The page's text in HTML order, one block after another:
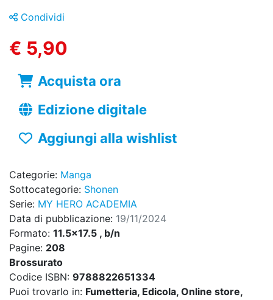
Condividi
€ 5,90
Acquista ora
Edizione digitale
Aggiungi alla wishlist
Categorie: Manga
Sottocategorie: Shonen
Serie: MY HERO ACADEMIA
Data di pubblicazione: 19/11/2024
Formato: 11.5x17.5 , b/n
Pagine: 208
Brossurato
Codice ISBN: 9788822651334
Puoi trovarlo in: Fumetteria, Edicola, Online store,